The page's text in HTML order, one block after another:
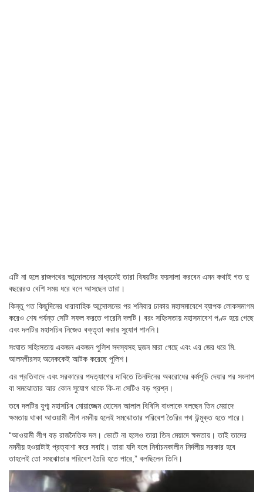
এটি না হলে রাজপথের আন্দোলনের মাধ্যমেই তারা বিষয়টির ফয়সালা করবেন এমন কথাই গত দু
বছরেরও বেশি সময় ধরে বলে আসছেন তারা।
কিন্তু গত কিছুদিনের ধারাবাহিক আন্দোলনের পর শনিবার ঢাকার মহাসমাবেশে ব্যাপক লোকসমাগম
করেও শেষ পর্যন্ত সেটি সফল করতে পারেনি দলটি। বরং সহিংসতায় মহাসমাবেশ পণ্ড হয়ে গেছে
এবং দলটির মহাসচিব নিজেও বক্তৃতা করার সুযোগ পাননি।
সংঘাত সহিংসতায় একজন একজন পুলিশ সদস্যসহ দুজন মারা গেছে এবং এর জের ধরে মি.
আলমগীরসহ অনেককেই আটক করেছে পুলিশ।
এর প্রতিবাদে এবং সরকারের পদত্যাগের দাবিতে তিনদিনের অবরোধের কর্মসূচি দেয়ার পর সংলাপ
বা সমঝোতার আর কোন সুযোগ থাকে কি-না সেটিও বড় প্রশ্ন।
তবে দলটির যুগ্ম মহাসচিব মোয়াজ্জেম হোসেন আলাল বিবিসি বাংলাকে বলছেন তিন মেয়াদে
ক্ষমতায় থাকা আওয়ামী লীগ নমনীয় হলেই সমঝোতার পরিবেশ তৈরির পথ উন্মুক্ত হতে পারে।
“আওয়ামী লীগ বড় রাজনৈতিক দল। ভোটে না হলেও তারা তিন মেয়াদে ক্ষমতায়। তাই তাদের
নমনীয় হওয়াটাই প্রত্যাশা করে সবাই। তারা যদি বলে নির্বাচনকালীন নির্দলীয় সরকার হবে
তাহলেই তো সমঝোতার পরিবেশ তৈরি হতে পারে,” বলছিলেন তিনি।